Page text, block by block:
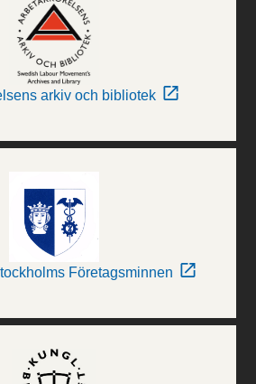
arkiv och bibliotek
Företagsminnen